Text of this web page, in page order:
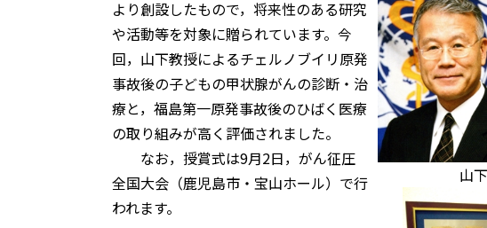
より創設したもので，将来性のある研究
や活動等を対象に贈られています。今
回，山下教授によるチェルノブイリ原発
事故後の子どもの甲状腺がんの診断・治
療と，福島第一原発事故後のひばく医療
の取り組みが高く評価されました。
なお，授賞式は9月2日，がん征圧
全国大会（鹿児島市・宝山ホール）で行
われます。
山下 俊